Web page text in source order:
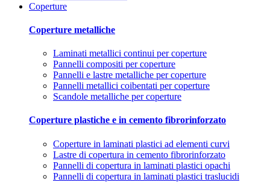
Coperture
Coperture metalliche
Laminati metallici continui per coperture
Pannelli compositi per coperture
Pannelli e lastre metalliche per coperture
Pannelli metallici coibentati per coperture
Scandole metalliche per coperture
Coperture plastiche e in cemento fibrorinforzato
Coperture in laminati plastici ad elementi curvi
Lastre di copertura in cemento fibrorinforzato
Pannelli di copertura in laminati plastici opachi
Pannelli di copertura in laminati plastici traslucidi